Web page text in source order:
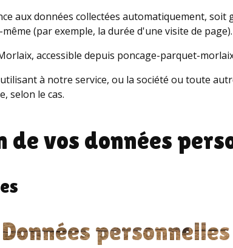
aux données collectées automatiquement, soit
(par exemple, la durée d'une visite de page).
accessible depuis poncage-parquet-
à notre service, ou la société ou toute
selon le cas.
vos données
Données personnelles